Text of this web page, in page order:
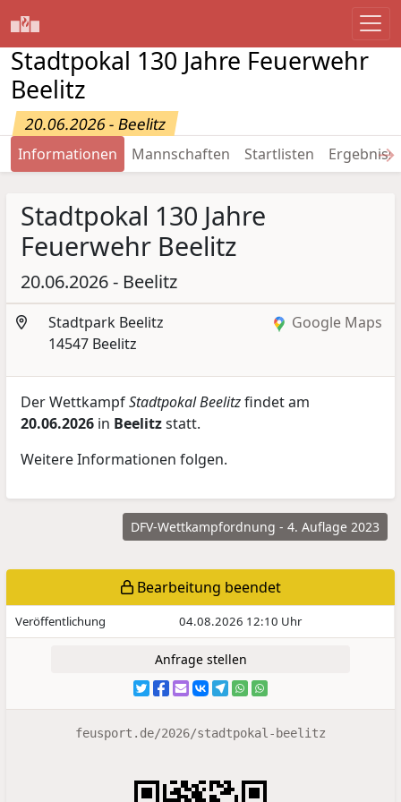
Stadtpokal 130 Jahre Feuerwehr
Beelitz
20.06.2026 - Beelitz
Informationen Mannschaften Startlisten →
Stadtpokal 130 Jahre
Feuerwehr Beelitz
20.06.2026 - Beelitz
Stadtpark Beelitz
14547 Beelitz
Google Maps
Der WettkampfStadtpokal Beelitzfindet am
20.06.2026 in Beelitzstatt.
Weitere Informationen folgen.
DFV-Wettkampfordnung - 4. Auflage 2023
Bearbeitung beendet
Veröffentlichung 04.08.2026 12:10 Uhr
Anfrage stellen
feusport.de/2026/stadtpokal-beelitz